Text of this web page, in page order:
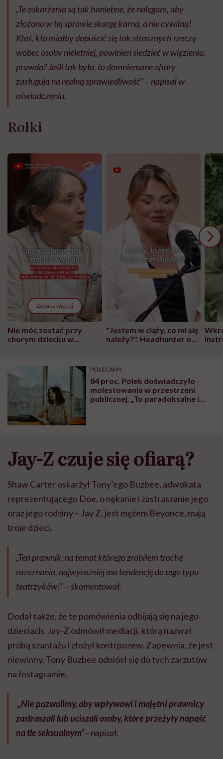
„Te oskarżenia są tak haniebne, że nalegam, aby
złożono w tej sprawie skargę karną, a nie cywilną!
Ktoś, kto miałby dopuścić się tak strasznych rzeczy
wobec osoby nieletniej, powinien siedzieć w więzieniu,
prawda? Jeśli tak było, to domniemane ofiary
zasługują na realną sprawiedliwość” – napisał w
oświadczeniu.
Rolki
Zobacz więcej
Nie móc zostać przy
chorym dziecku w
może chyba tylko
głupota i brak
"Jestem w ciąży, co mi się
należy?". Headhunter o
pracy
POLECAMY
84 proc. Polek doświadczyło
molestowania w przestrzeni
publicznej. „To paradoksalne i
Jay-Z czuje się ofiarą?
Shaw Carter oskarżył Tony’ego Buzbee, adwokata
reprezentującego Doe, o nękanie i zastraszanie jego
oraz jego rodziny – Jay Z. jest mężem Beyonce, mają
troje dzieci.
„Ten prawnik, na temat którego zrobiłem trochę
rozeznania, najwyraźniej ma tendencję do tego typu
teatrzyków!” – skomentował.
Dodał także, że te pomówienia odbijają się na jego
dzieciach. Jay-Z odmówił mediacji, którą nazwał
próbą szantażu i złożył kontrpozew. Zapewnia, że jest
niewinny. Tony Buzbee odniósł się do tych zarzutów
na Instagramie.
„Nie pozwolimy, aby wpływowi i majętni prawnicy
zastraszali lub uciszali osoby, które przeżyły napaść
na tle seksualnym”– napisał.